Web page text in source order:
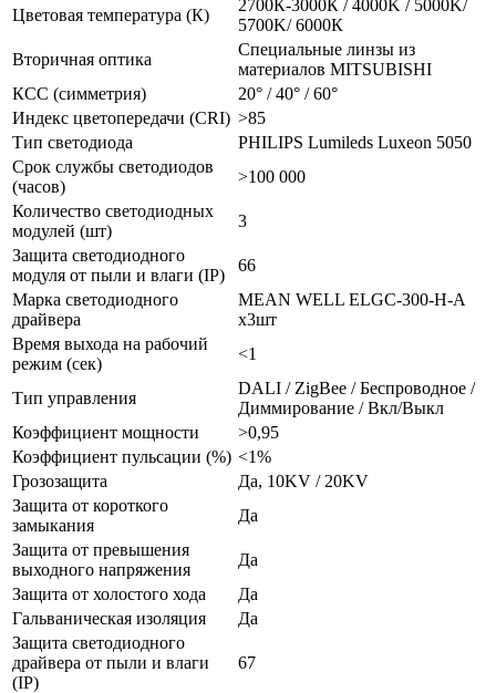
Цветовая температура (К)
2700К-3000К / 4000K / 5000K/
5700K/ 6000К
Вторичная оптика
Специальные линзы из
материалов MITSUBISHI
КСС (симметрия)
20° / 40° / 60°
Индекс цветопередачи (CRI) >85
Тип светодиода
PHILIPS Lumileds Luxeon 5050
Срок службы светодиодов
(часов)
>100 000
Количество светодиодных
модулей (шт)
3
Защита светодиодного
модуля от пыли и влаги (IP)
66
Марка светодиодного
драйвера
MEAN WELL ELGC-300-H-A
x3шт
Время выхода на рабочий
режим (сек)
<1
Тип управления
DALI / ZigBee / Беспроводное /
Диммирование / Вкл/Выкл
Коэффициент мощности
>0,95
Коэффициент пульсации (%) <1%
Грозозащита
Да, 10KV / 20KV
Защита от короткого
замыкания
Да
Защита от превышения
выходного напряжения
Да
Защита от холостого хода
Да
Гальваническая изоляция
Да
Защита светодиодного
драйвера от пыли и влаги
(IP)
67